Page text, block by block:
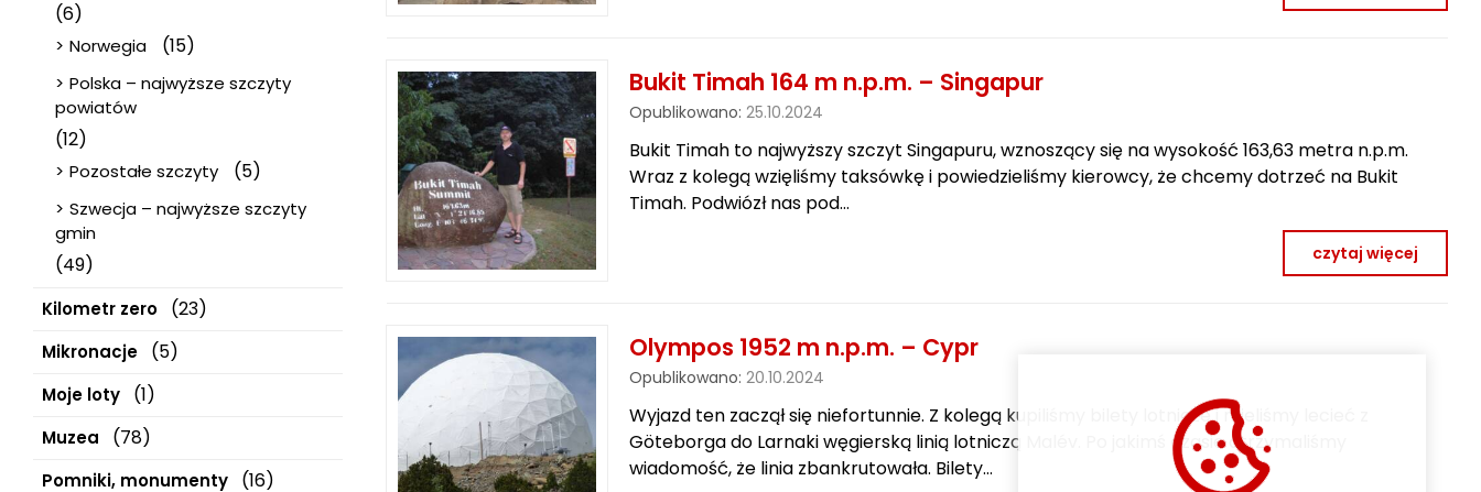
(6)
Norwegia (15)
Polska – najwyższe szczyty
powiatów
(12)
Pozostałe szczyty (5)
Szwecja – najwyższe szczyty
gmin
(49)
Kilometr zero (23)
Mikronacje (5)
Moje loty (1)
Muzea (78)
Pomniki, monumenty (16)
Bukit Timah 164 m n.p.m. – Singapur
Opublikowano: 25.10.2024
Bukit Timah to najwyższy szczyt Singapuru, wznoszący się na wysokość 163,63 metra n.p.m.
Wraz z kolegą wzięliśmy taksówkę i powiedzieliśmy kierowcy, że chcemy dotrzeć na Bukit
Timah. Podwiózł nas pod…
czytaj więcej
Olympos 1952 m n.p.m. – Cypr
Opublikowano: 20.10.2024
Wyjazd ten zaczął się niefortunnie. Z kolegą kupiliśmy bilety lotnicze i mieliśmy lecieć z
Göteborga do Larnaki węgierską linią lotniczą Malév. Po jakimś czasie otrzymaliśmy
wiadomość, że linia zbankrutowała. Bilety…